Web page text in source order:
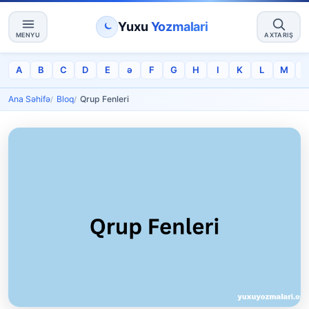
MENYU
Yuxu Yozmalari
AXTARIŞ
A B C D E ə F G H I K L M
Ana Səhifə Bloq Qrup Fenleri